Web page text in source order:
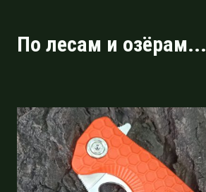
содержимому
По лесам и озёрам...